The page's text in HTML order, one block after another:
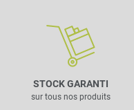
STOCK GARANTI
sur tous nos produits